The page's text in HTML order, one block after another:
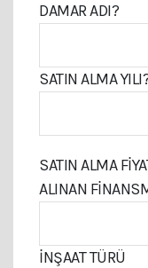
DAMAR ADI?
SATIN ALMA
SATIN ALMA
ALINAN
INŞAAT TÜRÜ